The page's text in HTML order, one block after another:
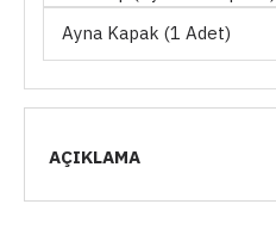
Ayna Kapak (1 Adet)
AÇIKLAMA